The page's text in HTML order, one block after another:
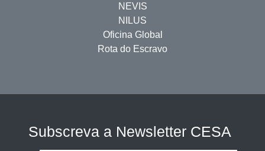
NEVIS
NILUS
Oficina Global
Rota do Escravo
Subscreva a Newsletter CESA